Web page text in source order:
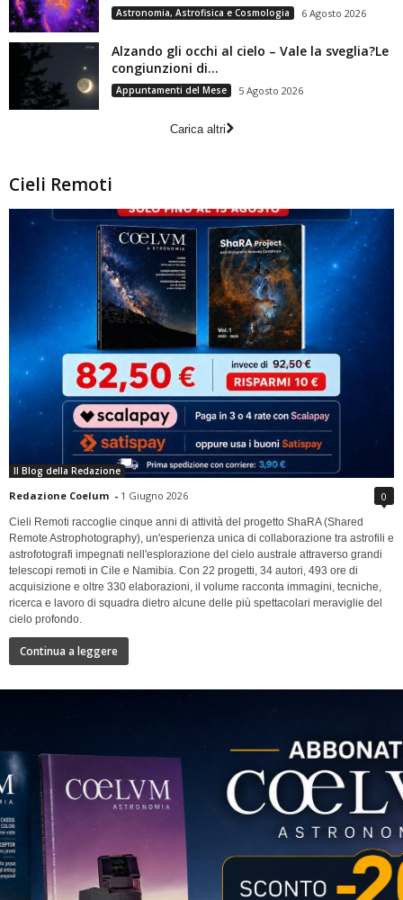
Astronomia, Astrofisica e Cosmologia 6 Agosto 2026
Alzando gli occhi al cielo – Vale la sveglia?Le
congiunzioni di...
Appuntamenti del Mese 5 Agosto 2026
Carica altri
Cieli Remoti
Il Blog della Redazione
Redazione Coelum - 1 Giugno 2026 0
Cieli Remoti raccoglie cinque anni di attività del progetto ShaRA (Shared
Remote Astrophotography), un'esperienza unica di collaborazione tra astrofili e
astrofotografi impegnati nell'esplorazione del cielo australe attraverso grandi
telescopi remoti in Cile e Namibia. Con 22 progetti, 34 autori, 493 ore di
acquisizione e oltre 330 elaborazioni, il volume racconta immagini, tecniche,
ricerca e lavoro di squadra dietro alcune delle più spettacolari meraviglie del
cielo profondo.
Continua a leggere